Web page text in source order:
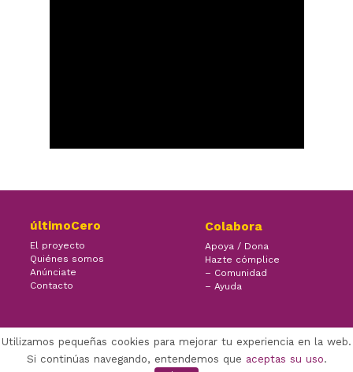
últimoCero
El proyecto
Quiénes somos
Anúnciate
Contacto
Colabora
Apoya / Dona
Hazte cómplice
– Comunidad
– Ayuda
Facebook Twitter Youtube
Utilizamos pequeñas cookies para mejorar tu experiencia en la web.
Si continúas navegando, entendemos que aceptas su uso.